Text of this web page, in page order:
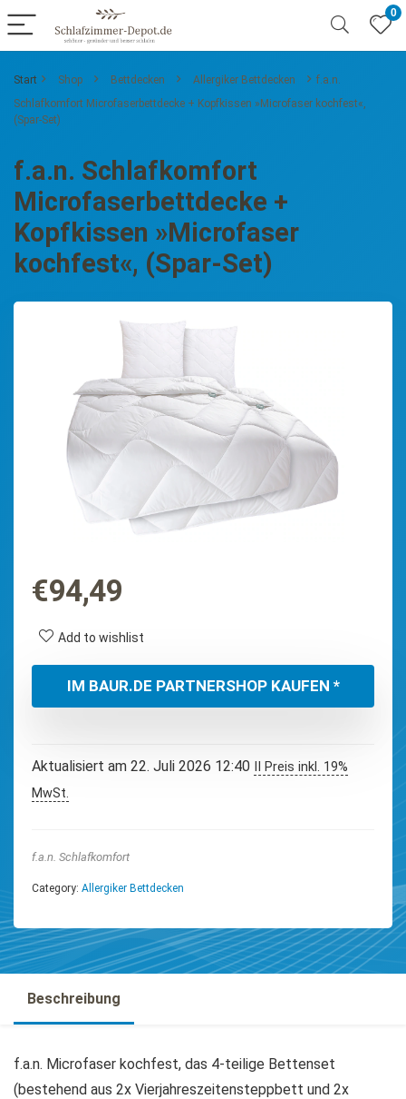
0
Start Shop Bettdecken Allergiker Bettdecken
f.a.n.
Schlafkomfort Microfaserbettdecke + Kopfkissen »Microfaser kochfest«,
(Spar-Set)
f.a.n. Schlafkomfort
Microfaserbettdecke +
Kopfkissen »Microfaser
kochfest«, (Spar-Set)
€94,49
Add to wishlist
IM BAUR.DE PARTNERSHOP KAUFEN *
Aktualisiert am 22. Juli 2026 12:40
II Preis inkl. 19%
MwSt.
f.a.n. Schlafkomfort
Category: Allergiker Bettdecken
Beschreibung
f.a.n. Microfaser kochfest, das 4-teilige Bettenset
(bestehend aus 2x Vierjahreszeitensteppbett und 2x